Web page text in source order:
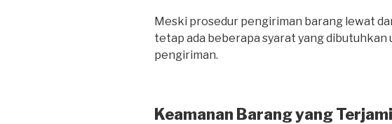
Meski prosedur pengiriman barang lewat
tetap ada beberapa syarat yang dibutuhkan
pengiriman.
Keamanan Barang yang